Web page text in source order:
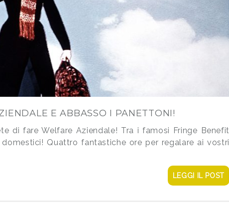
E ABBASSO I PANETTONI!
di fare Welfare Aziendale! Tra i famosi Fringe Benefit
Quattro fantastiche ore per regalare ai vostri
LEGGI IL POST